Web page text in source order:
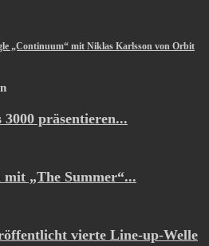
„Continuum“ mit Niklas Karlsson von Orbit
präsentieren...
„The Summer“...
vierte Line-up-Welle